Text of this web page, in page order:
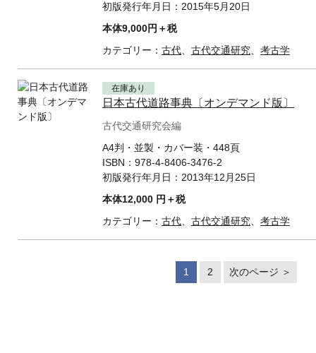
初版発行年月日： 2015年5月20日
本体9,000円＋税
カテゴリー： 古代、 古代交通研究、 考古学
在庫あり
日本古代道路事典〔オンデマンド版〕
古代交通研究会編
A4判・並製・カバー装・448頁
ISBN： 978-4-8406-3476-2
初版発行年月日： 2013年12月25日
本体12,000 円＋税
カテゴリー： 古代、 古代交通研究、 考古学
1 2 次のページ ＞